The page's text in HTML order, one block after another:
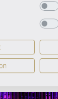
и
Forum